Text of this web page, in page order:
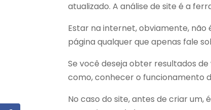
atualizado. A análise de site é a
Estar na internet, obviamente, não
página qualquer que apenas fale
Se você deseja obter resultados
como, conhecer o funcionamento
No caso do site, antes de criar